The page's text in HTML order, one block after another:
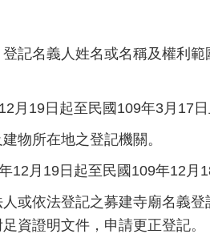
記名義人姓名或名稱及權利
月19日起至民國109年3月17日
物所在地之登記機關。
12月19日起至民國109年12月
或依法登記之募建寺廟名義
資證明文件，申請更正登記。